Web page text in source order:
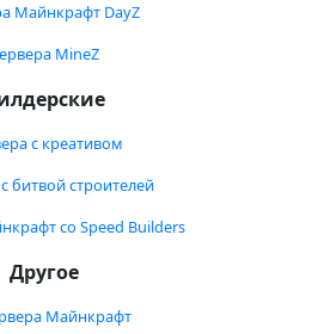
Майнкрафт DayZ
MineZ
с креативом
битвой строителей
со Speed Builders
Другое
Майнкрафт